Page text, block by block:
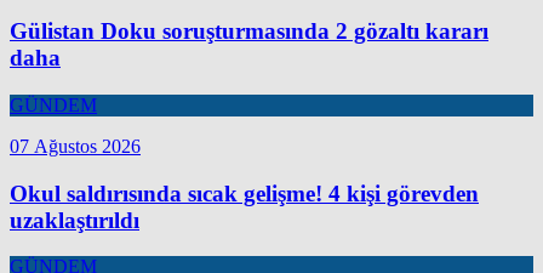
Gülistan Doku soruşturmasında 2 gözaltı kararı
daha
GÜNDEM
07 Ağustos 2026
Okul saldırısında sıcak gelişme! 4 kişi görevden
uzaklaştırıldı
GÜNDEM